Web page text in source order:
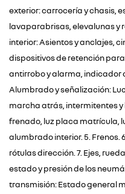
exterior: carrocería y chasis,
lavaparabrisas, elevalunas y
interior: Asientos y anclajes,
dispositivos de retención
antirrobo y alarma, indicador
Alumbrado y señalización:
marcha atrás, intermitentes
frenado, luz placa matrícula,
alumbrado interior. 5. Frenos.
rótulas dirección. 7. Ejes,
estado y presión de los
transmisión: Estado general